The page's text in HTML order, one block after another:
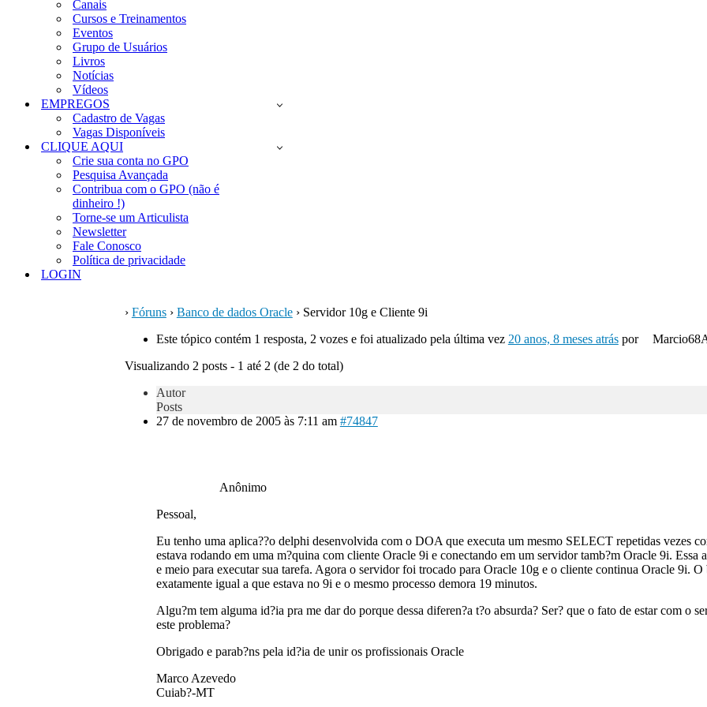
Canais
Cursos e Treinamentos
Eventos
Grupo de Usuários
Livros
Notícias
Vídeos
EMPREGOS
Cadastro de Vagas
Vagas Disponíveis
CLIQUE AQUI
Crie sua conta no GPO
Pesquisa Avançada
Contribua com o GPO (não é
dinheiro !)
Torne-se um Articulista
Newsletter
Fale Conosco
Política de privacidade
LOGIN
› Fóruns › Banco de dados Oracle › Servidor 10g e Cliente 9i
Este tópico contém 1 resposta, 2 vozes e foi atualizado pela última vez 20 anos, 8 meses atráspor
Visualizando 2 posts - 1 até 2 (de 2 do total)
Autor
Posts
27 de novembro de 2005 às 7:11 am #74847
Anônimo
Pessoal,
Eu tenho uma aplica??o delphi desenvolvida com o DOA que executa um mesmo SELECT repetidas vezes
estava rodando em uma m?quina com cliente Oracle 9i e conectando em um servidor tamb?m Oracle 9i. Essa
e meio para executar sua tarefa. Agora o servidor foi trocado para Oracle 10g e o cliente continua Oracle 9i.
exatamente igual a que estava no 9i e o mesmo processo demora 19 minutos.
Algu?m tem alguma id?ia pra me dar do porque dessa diferen?a t?o absurda? Ser? que o fato de estar com o
este problema?
Obrigado e parab?ns pela id?ia de unir os profissionais Oracle
Marco Azevedo
Cuiab?-MT